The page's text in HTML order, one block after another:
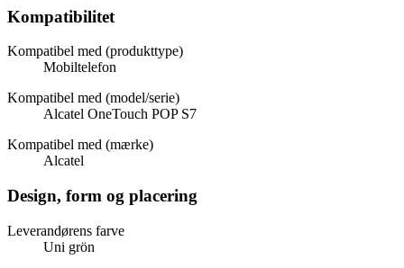
Kompatibilitet
Kompatibel med (produkttype)
Mobiltelefon
Kompatibel med (model/serie)
Alcatel OneTouch POP S7
Kompatibel med (mærke)
Alcatel
Design, form og placering
Leverandørens farve
Uni grön